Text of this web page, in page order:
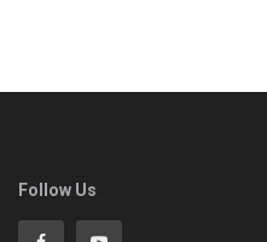
Follow Us